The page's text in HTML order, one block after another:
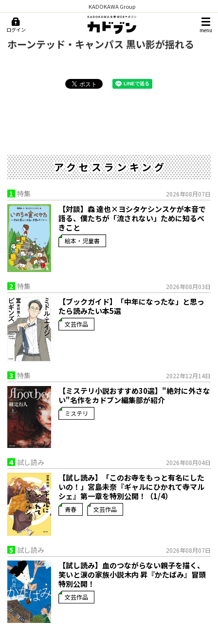
KADOKAWA Group
ログイン menu
ホーンテッド・キャンパス 黒い影が揺れる
アクセスランキング
1 特集 2026年08月07日
【対談】森 達也×ヨシタケシンスケが本音で
語る、僕たちが「流されない」ために知るべ
きこと
絵本・児童書
2 特集 2026年08月03日
【ブックガイド】「中年になったな」と思っ
たら読みたい本5選
文芸作品
3 特集 2022年12月14日
【ミステリ小説おすすめ30選】"絶対に外さな
い"名作をカドブン編集部が紹介
ミステリ
4 試し読み 2026年08月04日
【試し読み】「このお寺をもっと有名にした
いの！」宮島未奈『ギャルにひかれて寺マル
シェ』第一章を特別公開！（1/4）
青春 文芸作品
5 試し読み 2026年08月07日
【試し読み】血のつながらない親子を描く、
笑いと涙の家族小説――木内 昇『かたばみ』冒頭
特別公開！
文芸作品